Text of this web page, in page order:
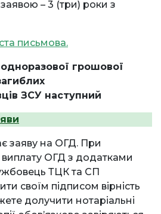
– 3 (три) роки з
письмова.
грошової
ЗСУ наступний
заяву на ОГД. При
виплату ОГД з додатками
ТЦК та СП
своїм підписом вірність
долучити нотаріальні